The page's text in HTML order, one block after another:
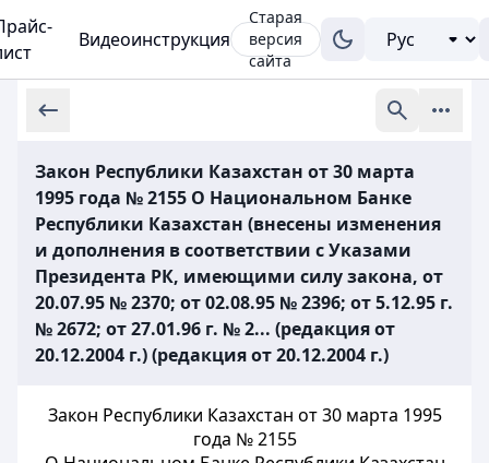
Видеоинструкция
Старая
версия
сайта
Закон Республики Казахстан от 30 марта
1995 года № 2155 О Национальном Банке
Республики Казахстан (внесены изменения
и дополнения в соответствии с Указами
Президента РК, имеющими силу закона, от
20.07.95 № 2370; от 02.08.95 № 2396; от 5.12.95 г.
№ 2672; от 27.01.96 г. № 2... (редакция от
20.12.2004 г.) (редакция от 20.12.2004 г.)
Закон Республики Казахстан от 30 марта 1995
года № 2155